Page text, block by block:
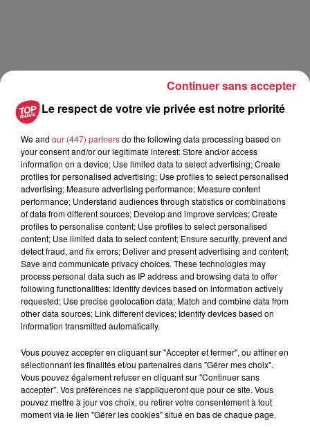
Article du 29 septembre 2021 :
L’Alsacien Matt Pokora a repris le chemin de la
scène mais pas pour chanter ! On le retrouve
depuis quelques jours au Théâtre de la
Madeleine à Paris dans la pièce "Les Grandes
Ambitions" au côté de Philippe Lellouche et
Estelle Lefébure.
C’est un nouvel exercice pour notre chanteur
strasbourgeois. Matt Pokora fait du théâtre ! Il sera sur scène
jusqu’au 7 novembreet il reste des places pour les
nombreuses représentations.
(Philippe Lellouche) et Yvan (Matt Pokora). Ils sont
inséparables, une amitié à toute épreuve que rien ne semble
pouvoir briser, pas même la vie d’adulte. Depuis la faillite de
leur karaoké il y a trois ans ils ne font pas grand-chose, ce
qui ne semble pas vraiment les déranger. Se laisser porter
Le respect de votre vie privée est notre priorité
We and our (447) partnersdo the following data processing based on
your consent and/or our legitimate interest: Store and/or access
information on a device; Use limited data to select advertising; Create
profiles for personalised advertising; Use profiles to select personalised
advertising; Measure advertising performance; Measure content
performance; Understand audiences through statistics or combinations
of data from different sources; Develop and improve services; Create
profiles to personalise content; Use profiles to select personalised
content; Use limited data to select content; Ensure security, prevent and
detect fraud, and fix errors; Deliver and present advertising and content;
Save and communicate privacy choices. These technologies may
process personal data such as IP address and browsing data to offer
following functionalities: Identify devices based on information actively
requested; Use precise geolocation data; Match and combine data from
other data sources; Link different devices; Identify devices based on
information transmitted automatically.
Vous pouvez accepter en cliquant sur "Accepter et fermer", ou affiner en
sélectionnant les finalités et/ou partenaires dans "Gérer mes choix".
Vous pouvez également refuser en cliquant sur "Continuer sans
accepter". Vos préférences ne s'appliqueront que pour ce site. Vous
pouvez mettre à jour vos choix, ou retirer votre consentement à tout
moment via le lien "Gérer les cookies" situé en bas de chaque page.
Continuer sans accepter